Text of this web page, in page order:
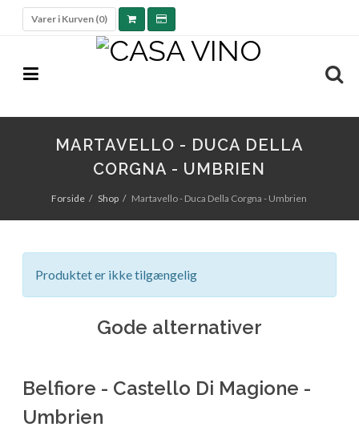
Varer i Kurven (0)
MARTAVELLO - DUCA DELLA
CORGNA - UMBRIEN
Forside Shop Martavello - Duca Della Corgna - Umbrien
Produktet er ikke tilgængelig
Gode alternativer
Belfiore - Castello Di Magione -
Umbrien